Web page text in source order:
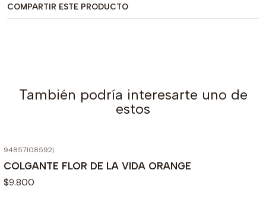
COMPARTIR ESTE PRODUCTO
También podría interesarte uno de
estos
94857108592|
COLGANTE FLOR DE LA VIDA ORANGE
$9.800